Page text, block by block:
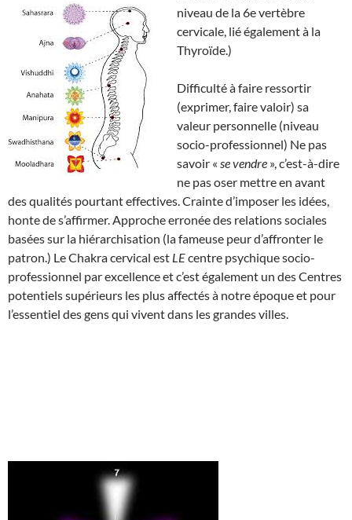
niveau de la 6e vertèbre
cervicale, lié également à la
Thyroïde.)
Difficulté à faire ressortir
(exprimer, faire valoir) sa
valeur personnelle (niveau
socio-professionnel) Ne pas
savoir « se vendre », c’est-à-dire
ne pas oser mettre en avant
des qualités pourtant effectives. Crainte d’imposer les idées,
honte de s’affirmer. Approche erronée des relations sociales
basées sur la hiérarchisation (la fameuse peur d’affronter le
patron.) Le Chakra cervical est LEcentre psychique socio-
professionnel par excellence et c’est également un des Centres
potentiels supérieurs les plus affectés à notre époque et pour
l’essentiel des gens qui vivent dans les grandes villes.